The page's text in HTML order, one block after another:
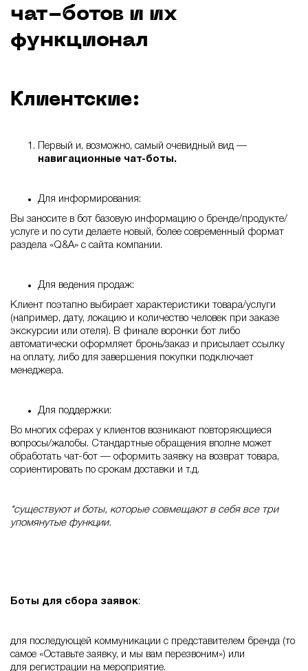
чат-ботов и их
функционал
Клиентские:
Первый и, возможно, самый очевидный вид —
навигационные чат-боты.
Для информирования:
Вы заносите в бот базовую информацию о бренде/продукте/
услуге и по сути делаете новый, более современный формат
раздела «Q&A» с сайта компании.
Для ведения продаж:
Клиент поэтапно выбирает характеристики товара/услуги
(например, дату, локацию и количество человек при заказе
экскурсии или отеля). В финале воронки бот либо
автоматически оформляет бронь/заказ и присылает ссылку
на оплату, либо для завершения покупки подключает
менеджера.
Для поддержки:
Во многих сферах у клиентов возникают повторяющиеся
вопросы/жалобы. Стандартные обращения вполне может
обработать чат-бот — оформить заявку на возврат товара,
сориентировать по срокам доставки и т.д.
*существуют и боты, которые совмещают в себя все три
упомянутые функции.
Боты для сбора заявок:
для последующей коммуникации с представителем бренда (то
самое «Оставьте заявку, и мы вам перезвоним») или
для регистрации на мероприятие.